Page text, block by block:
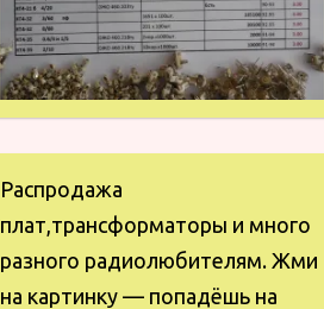
Распродажа
плат,трансформаторы и много
разного радиолюбителям. Жми
на картинку — попадёшь на